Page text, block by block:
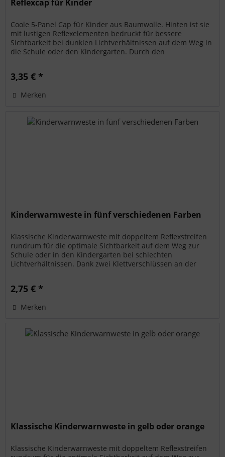
Reflexcap für Kinder
Coole 5-Panel Cap für Kinder aus Baumwolle. Hinten ist sie
mit lustigen Reflexelementen bedruckt für bessere
Sichtbarkeit bei dunklen Lichtverhältnissen auf dem Weg in
die Schule oder den Kindergarten. Durch den
3,35 € *
Merken
Kinderwarnweste in fünf verschiedenen Farben
Klassische Kinderwarnweste mit doppeltem Reflexstreifen
rundrum für die optimale Sichtbarkeit auf dem Weg zur
Schule oder in den Kindergarten bei schlechten
Lichtverhältnissen. Dank zwei Klettverschlüssen an der
2,75 € *
Merken
Klassische Kinderwarnweste in gelb oder orange
Klassische Kinderwarnweste mit doppeltem Reflexstreifen